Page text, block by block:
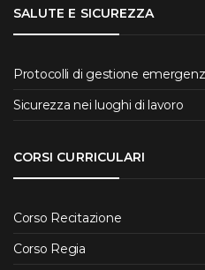
SALUTE E SICUREZZA
Protocolli di gestione
Sicurezza nei luoghi di lavoro
CORSI CURRICULARI
Corso Recitazione
Corso Regia